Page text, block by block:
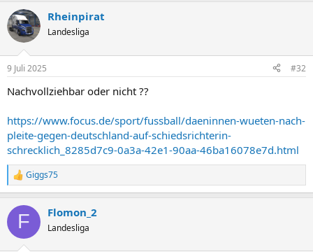
k
t
i
e
:
Rheinpirat
Landesliga
9 Juli 2025 #32
Nachvollziehbar oder nicht ??
https://www.focus.de/sport/fussball/daeninnen-wueten-nach-
pleite-gegen-deutschland-auf-schiedsrichterin-
schrecklich_8285d7c9-0a3a-42e1-90aa-46ba16078e7d.html
R
e
k
i
Giggs75
F Flomon_2
Landesliga